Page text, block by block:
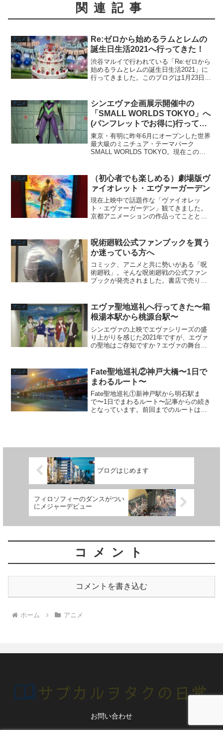
関連記事
アニメ
Re:ゼロから始めるラムとレムの
誕生日生活2021へ行ってきた！
渋谷マルイで行われている「Re:ゼロから
始めるラムとレムの誕生日生活2021」に
行ってきました。このブログは1月23日の
ム生誕祭「Re:ゼロから始めるラムとレム
の誕...
アニメ
シンエヴァ企画展示開催中の
「SMALL WORLDS TOKYO」へ
(パンフレットでお得に)行ってき
た！
東京・有明に昨年6月にオープンした世界
最大級のミニチュア・テーマパーク
SMALL WORLDS TOKYO。現在この
た企画が期間限定で行われています。こ
の...
アニメ
（初心者でも楽しめる）劇場版ヴ
ァイオレット・エヴァーガーデン
現在上映中で話題作な「ヴァイオレッ
ト・エヴァーガーデン」観てきました。
京都アニメーションの作品ってこととそ
ですよ。さらに動画配信がネトフリのみ
なんで、U-NEXTユーザ...
アニメ
呪術廻戦公式ファンブックを買う
か迷っている方へ
コミック、アニメと共に勢いがある「呪
術廻戦」。そんな呪術廻戦の公式ファン
ブックが発売されました。書店で売り切
です。まだ買ってない方、買うか迷って
いる方の参考になれば幸い...
アニメ
エヴァ聖地巡礼へ行ってきた〜箱
根湯本駅から桃源台駅〜
シンエヴァの上映でエヴァシリーズの盛
り上がりを感じた2021年ですが、エヴァ
の聖地はご存知ですか？エヴァの舞台で
関連のものが多数あり、エヴァファンに
とってお馴染みの場所...
アニメ
Fate聖地巡礼②神戸大橋〜1日で
まわるルート〜
Fate聖地巡礼①新神戸駅から明石駅ま
で〜1日でまわるルート〜記事からの続き
となっています。前回までのルートは約2
ブログはじめます
フィロソフィーのダンスがつい
にメジャーデビュー
コメント
コメントを書き込む
ホーム アニメ
お問い合わせ